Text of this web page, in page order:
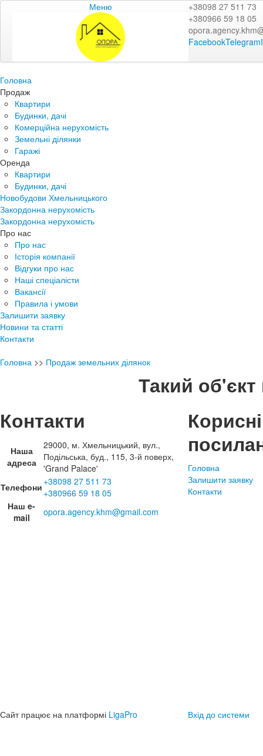
Меню
+38098 27 511 73
+380966 59 18 05
FacebookTelegram
Головна
Продаж
Квартири
Будинки, дачі
Комерційна нерухомість
Земельні ділянки
Гаражі
Оренда
Квартири
Будинки, дачі
Новобудови Хмельницького
Закордонна нерухомість
Закордонна нерухомість
Про нас
Про нас
Історія компанії
Відгуки про нас
Наші спеціалісти
Вакансії
Правила і умови
Залишити заявку
Новини та статті
Контакти
Головна >> Продаж земельних ділянок
Такий об'єкт
Контакти
Наша
адреса
29000, м. Хмельницький, вул.,
Подільська, буд., 115, 3-й поверх,
'Grand Palace'
Телефони +38098 27 511 73
+380966 59 18 05
Наш e-
mail
opora.agency.khm@gmail.com
Корисні
Головна
Залишити заявку
Контакти
Сайт працює на платформі LigaPro Вхід до системи